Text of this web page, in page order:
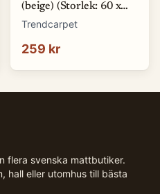
(beige) (Storlek: 60 x
120 cm)
Trendcarpet
259 kr
flera svenska mattbutiker.
hall eller utomhus till bästa